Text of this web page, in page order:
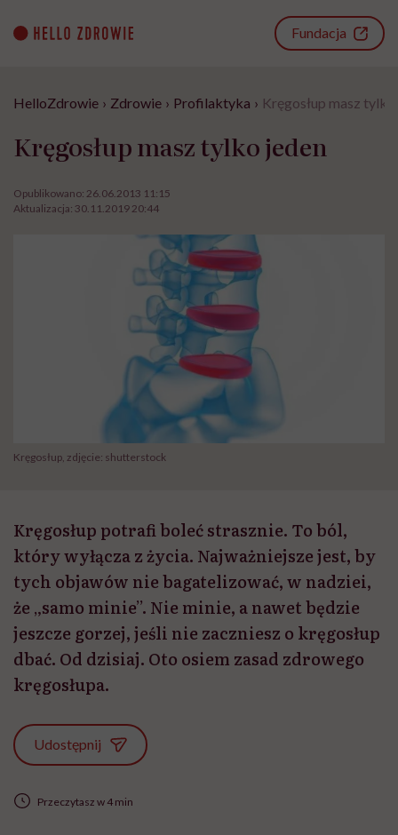
content
Fundacja
HelloZdrowie › Zdrowie › Profilaktyka › Kręgosłup masz
Kręgosłup masz tylko jeden
Opublikowano: 26.06.2013 11:15
Aktualizacja: 30.11.2019 20:44
Kręgosłup, zdjęcie: shutterstock
Kręgosłup potrafi boleć strasznie. To ból,
który wyłącza z życia. Najważniejsze jest, by
tych objawów nie bagatelizować, w nadziei,
że „samo minie”. Nie minie, a nawet będzie
jeszcze gorzej, jeśli nie zaczniesz o kręgosłup
dbać. Od dzisiaj. Oto osiem zasad zdrowego
kręgosłupa.
Udostępnij
Przeczytasz w 4 min